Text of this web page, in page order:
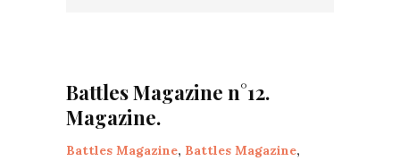
Battles Magazine n°12.
Magazine.
Battles Magazine, Battles Magazine,